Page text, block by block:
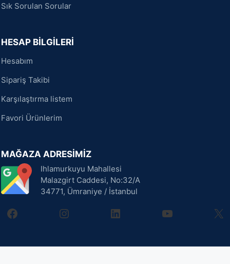
Sık Sorulan Sorular
HESAP BİLGİLERİ
Hesabım
Sipariş Takibi
Karşılaştırma listem
Favori Ürünlerim
MAĞAZA ADRESİMİZ
Ihlamurkuyu Mahallesi
Malazgirt Caddesi, No:32/A
34771, Ümraniye / İstanbul
facebookinstagramlinkedin youtube X